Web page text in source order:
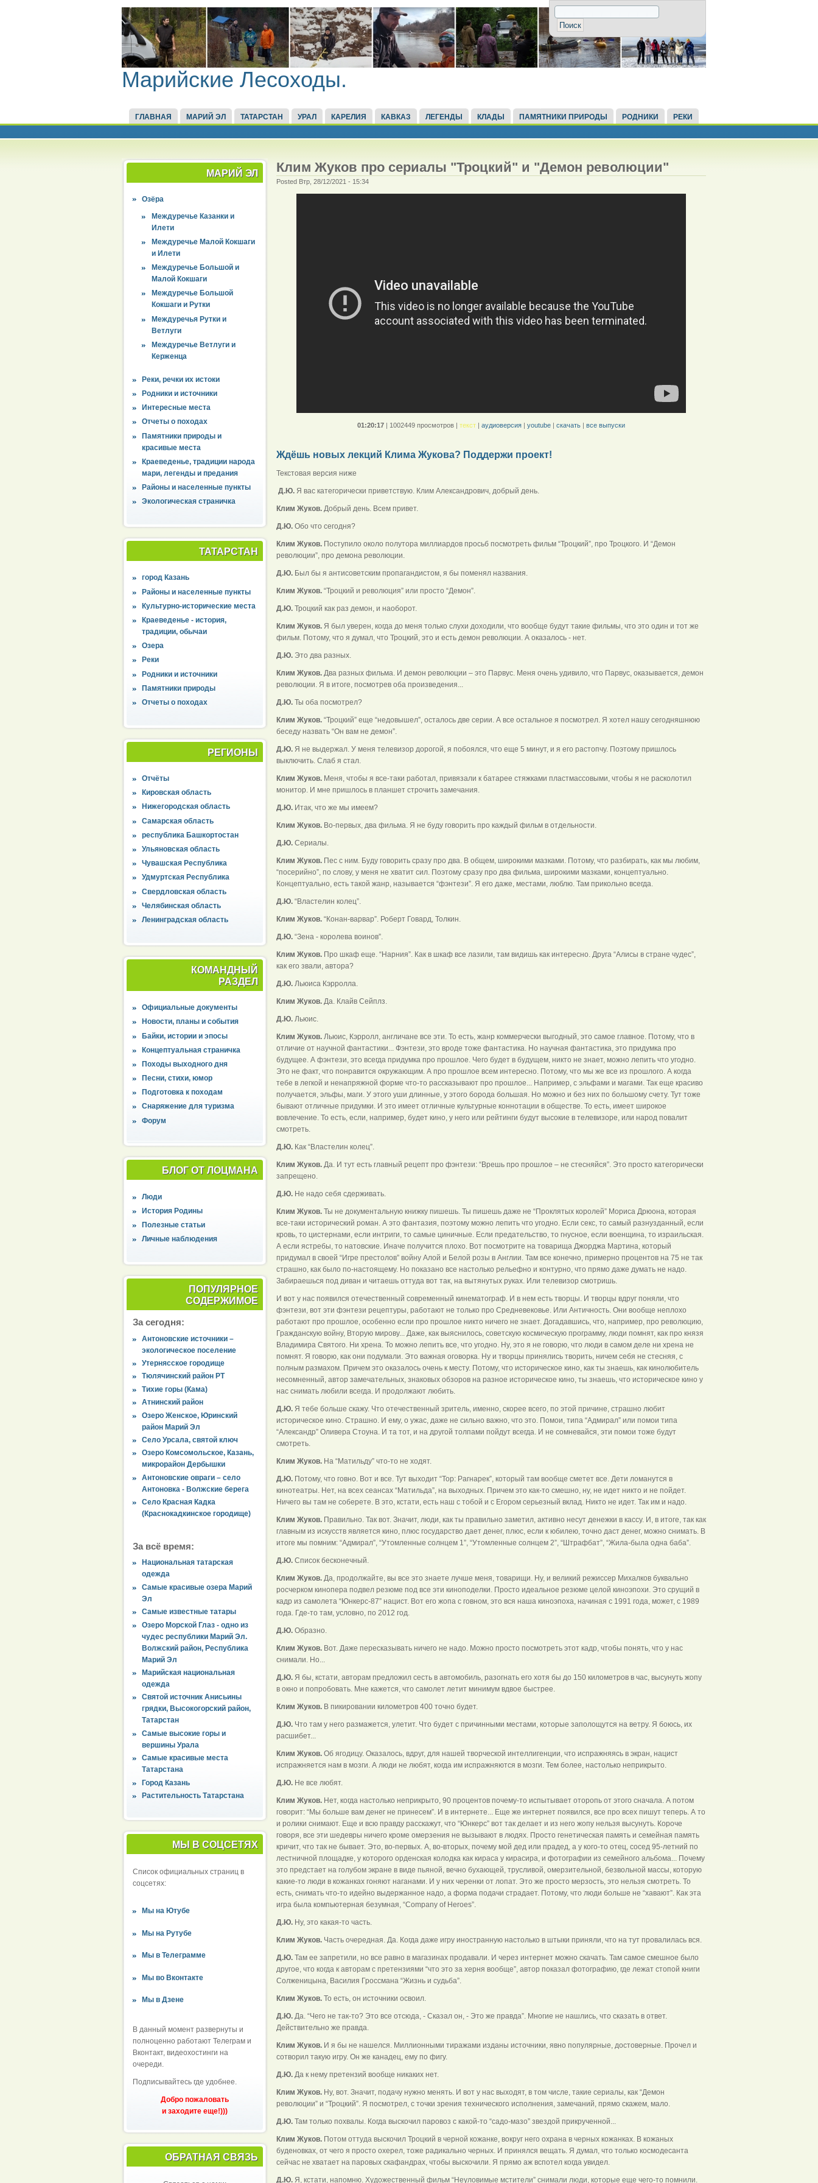
Марийские Лесоходы.
ГЛАВНАЯ МАРИЙ ЭЛ ТАТАРСТАН УРАЛ КАРЕЛИЯ КАВКАЗ ЛЕГЕНДЫ КЛАДЫ ПАМЯТНИКИ ПРИРОДЫ РОДНИКИ РЕКИ
МАРИЙ ЭЛ
Озёра
Междуречье Казанки и
Илети
Междуречье Малой Кокшаги
и Илети
Междуречье Большой и
Малой Кокшаги
Междуречье Большой
Кокшаги и Рутки
Междуречья Рутки и
Ветлуги
Междуречье Ветлуги и
Керженца
Реки, речки их истоки
Родники и источники
Интересные места
Отчеты о походах
Памятники природы и
красивые места
Краеведенье, традиции народа
мари, легенды и предания
Районы и населенные пункты
Экологическая страничка
ТАТАРСТАН
город Казань
Районы и населенные пункты
Культурно-исторические места
Краеведенье - история,
традиции, обычаи
Озера
Реки
Родники и источники
Памятники природы
Отчеты о походах
РЕГИОНЫ
Отчёты
Кировская область
Нижегородская область
Самарская область
республика Башкортостан
Ульяновская область
Чувашская Республика
Удмуртская Республика
Свердловская область
Челябинская область
Ленинградская область
КОМАНДНЫЙ
РАЗДЕЛ
Официальные документы
Новости, планы и события
Байки, истории и эпосы
Концептуальная страничка
Походы выходного дня
Песни, стихи, юмор
Подготовка к походам
Снаряжение для туризма
Форум
БЛОГ ОТ ЛОЦМАНА
Люди
История Родины
Полезные статьи
Личные наблюдения
ПОПУЛЯРНОЕ
СОДЕРЖИМОЕ
За сегодня:
Антоновские источники –
экологическое поселение
Утернясское городище
Тюлячинский район РТ
Тихие горы (Кама)
Атнинский район
Озеро Женское, Юринский
район Марий Эл
Село Урсала, святой ключ
Озеро Комсомольское, Казань,
микрорайон Дербышки
Антоновские овраги – село
Антоновка - Волжские берега
Село Красная Кадка
(Краснокадкинское городище)
За всё время:
Национальная татарская
одежда
Самые красивые озера Марий
Эл
Самые известные татары
Озеро Морской Глаз - одно из
чудес республики Марий Эл.
Волжский район, Республика
Марий Эл
Марийская национальная
одежда
Святой источник Анисьины
грядки, Высокогорский район,
Татарстан
Самые высокие горы и
вершины Урала
Самые красивые места
Татарстана
Город Казань
Растительность Татарстана
МЫ В СОЦСЕТЯХ
Список официальных страниц в
соцсетях:
Мы на Ютубе
Мы на Рутубе
Мы в Телеграмме
Мы во Вконтакте
Мы в Дзене
В данный момент развернуты и
полноценно работают Телеграм и
Вконтакт, видеохостинги на
очереди.
Подписывайтесь где удобнее.
Добро пожаловать
и заходите еще!)))
ОБРАТНАЯ СВЯЗЬ
Клим Жуков про сериалы "Троцкий" и "Демон революции"
Posted Втр, 28/12/2021 - 15:34
01:20:17 | 1002449 просмотров | текст | аудиоверсия | youtube | скачать | все выпуски
Ждёшь новых лекций Клима Жукова? Поддержи проект!
Текстовая версия ниже
Д.Ю.Я вас категорически приветствую. Клим Александрович, добрый день.
Клим Жуков.Добрый день. Всем привет.
Д.Ю.Обо что сегодня?
Клим Жуков.Поступило около полутора миллиардов просьб посмотреть фильм “Троцкий”, про Троцкого. И “Демон
революции”, про демона революции.
Д.Ю.Был бы я антисоветским пропагандистом, я бы поменял названия.
Клим Жуков.“Троцкий и революция” или просто “Демон”.
Д.Ю.Троцкий как раз демон, и наоборот.
Клим Жуков.Я был уверен, когда до меня только слухи доходили, что вообще будут такие фильмы, что это один и тот же
фильм. Потому, что я думал, что Троцкий, это и есть демон революции. А оказалось - нет.
Д.Ю.Это два разных.
Клим Жуков.Два разных фильма. И демон революции – это Парвус. Меня очень удивило, что Парвус, оказывается, демон
революции. Я в итоге, посмотрев оба произведения...
Д.Ю.Ты оба посмотрел?
Клим Жуков.“Троцкий” еще “недовышел”, осталось две серии. А все остальное я посмотрел. Я хотел нашу сегодняшнюю
беседу назвать “Он вам не демон”.
Д.Ю.Я не выдержал. У меня телевизор дорогой, я побоялся, что еще 5 минут, и я его растопчу. Поэтому пришлось
выключить. Слаб я стал.
Клим Жуков.Меня, чтобы я все-таки работал, привязали к батарее стяжками пластмассовыми, чтобы я не расколотил
монитор. И мне пришлось в планшет строчить замечания.
Д.Ю.Итак, что же мы имеем?
Клим Жуков.Во-первых, два фильма. Я не буду говорить про каждый фильм в отдельности.
Д.Ю.Сериалы.
Клим Жуков.Пес с ним. Буду говорить сразу про два. В общем, широкими мазками. Потому, что разбирать, как мы любим,
“посерийно”, по слову, у меня не хватит сил. Поэтому сразу про два фильма, широкими мазками, концептуально.
Концептуально, есть такой жанр, называется “фэнтези”. Я его даже, местами, люблю. Там прикольно всегда.
Д.Ю.“Властелин колец”.
Клим Жуков.“Конан-варвар”. Роберт Говард, Толкин.
Д.Ю.“Зена - королева воинов”.
Клим Жуков.Про шкаф еще. “Нарния”. Как в шкаф все лазили, там видишь как интересно. Друга “Алисы в стране чудес”,
как его звали, автора?
Д.Ю.Льюиса Кэрролла.
Клим Жуков.Да. Клайв Сейплз.
Д.Ю.Льюис.
Клим Жуков.Льюис, Кэрролл, англичане все эти. То есть, жанр коммерчески выгодный, это самое главное. Потому, что в
отличие от научной фантастики... Фэнтези, это вроде тоже фантастика. Но научная фантастика, это придумка про
будущее. А фэнтези, это всегда придумка про прошлое. Чего будет в будущем, никто не знает, можно лепить что угодно.
Это не факт, что понравится окружающим. А про прошлое всем интересно. Потому, что мы же все из прошлого. А когда
тебе в легкой и ненапряжной форме что-то рассказывают про прошлое... Например, с эльфами и магами. Так еще красиво
получается, эльфы, маги. У этого уши длинные, у этого борода большая. Но можно и без них по большому счету. Тут тоже
бывают отличные придумки. И это имеет отличные культурные коннотации в обществе. То есть, имеет широкое
вовлечение. То есть, если, например, будет кино, у него или рейтинги будут высокие в телевизоре, или народ повалит
смотреть.
Д.Ю.Как “Властелин колец”.
Клим Жуков.Да. И тут есть главный рецепт про фэнтези: “Врешь про прошлое – не стесняйся”. Это просто категорически
запрещено.
Д.Ю.Не надо себя сдерживать.
Клим Жуков.Ты не документальную книжку пишешь. Ты пишешь даже не “Проклятых королей” Мориса Дрюона, которая
все-таки исторический роман. А это фантазия, поэтому можно лепить что угодно. Если секс, то самый разнузданный, если
кровь, то цистернами, если интриги, то самые циничные. Если предательство, то гнусное, если военщина, то израильская.
А если ястребы, то натовские. Иначе получится плохо. Вот посмотрите на товарища Джорджа Мартина, который
придумал в своей “Игре престолов” войну Алой и Белой розы в Англии. Там все конечно, примерно процентов на 75 не так
страшно, как было по-настоящему. Но показано все настолько рельефно и контурно, что прямо даже думать не надо.
Забираешься под диван и читаешь оттуда вот так, на вытянутых руках. Или телевизор смотришь.
И вот у нас появился отечественный современный кинематограф. И в нем есть творцы. И творцы вдруг поняли, что
фэнтези, вот эти фэнтези рецептуры, работают не только про Средневековье. Или Античность. Они вообще неплохо
работают про прошлое, особенно если про прошлое никто ничего не знает. Догадавшись, что, например, про революцию,
Гражданскую войну, Вторую мирову... Даже, как выяснилось, советскую космическую программу, люди помнят, как про князя
Владимира Святого. Ни хрена. То можно лепить все, что угодно. Ну, это я не говорю, что люди в самом деле ни хрена не
помнят. Я говорю, как они подумали. Это важная оговорка. Ну и творцы принялись творить, ничем себя не стесняя, с
полным размахом. Причем это оказалось очень к месту. Потому, что историческое кино, как ты знаешь, как кинолюбитель
несомненный, автор замечательных, знаковых обзоров на разное историческое кино, ты знаешь, что историческое кино у
нас снимать любили всегда. И продолжают любить.
Д.Ю.Я тебе больше скажу. Что отечественный зритель, именно, скорее всего, по этой причине, страшно любит
историческое кино. Страшно. И ему, о ужас, даже не сильно важно, что это. Помои, типа “Адмирал” или помои типа
“Александр” Оливера Стоуна. И та тот, и на другой толпами пойдут всегда. И не сомневайся, эти помои тоже будут
смотреть.
Клим Жуков.На “Матильду” что-то не ходят.
Д.Ю.Потому, что говно. Вот и все. Тут выходит “Тор: Рагнарек”, который там вообще сметет все. Дети ломанутся в
кинотеатры. Нет, на всех сеансах “Матильда”, на выходных. Причем это как-то смешно, ну, не идет никто и не пойдет.
Ничего вы там не соберете. В это, кстати, есть наш с тобой и с Егором серьезный вклад. Никто не идет. Так им и надо.
Клим Жуков.Правильно. Так вот. Значит, люди, как ты правильно заметил, активно несут денежки в кассу. И, в итоге, так как
главным из искусств является кино, плюс государство дает денег, плюс, если к юбилею, точно даст денег, можно снимать. В
итоге мы помним: “Адмирал”, “Утомленные солнцем 1”, “Утомленные солнцем 2”, “Штрафбат”, “Жила-была одна баба”.
Д.Ю.Список бесконечный.
Клим Жуков.Да, продолжайте, вы все это знаете лучше меня, товарищи. Ну, и великий режиссер Михалков буквально
росчерком кинопера подвел резюме под все эти киноподелки. Просто идеальное резюме целой киноэпохи. Это срущий в
кадр из самолета “Юнкерс-87” нацист. Вот его жопа с говном, это вся наша киноэпоха, начиная с 1991 года, может, с 1989
года. Где-то там, условно, по 2012 год.
Д.Ю.Образно.
Клим Жуков.Вот. Даже пересказывать ничего не надо. Можно просто посмотреть этот кадр, чтобы понять, что у нас
снимали. Но...
Д.Ю.Я бы, кстати, авторам предложил сесть в автомобиль, разогнать его хотя бы до 150 километров в час, высунуть жопу
в окно и попробовать. Мне кажется, что самолет летит минимум вдвое быстрее.
Клим Жуков.В пикировании километров 400 точно будет.
Д.Ю.Что там у него размажется, улетит. Что будет с причинными местами, которые заполощутся на ветру. Я боюсь, их
расшибет...
Клим Жуков.Об ягодицу. Оказалось, вдруг, для нашей творческой интеллигенции, что испражняясь в экран, нацист
испражняется нам в мозги. А люди не любят, когда им испражняются в мозги. Тем более, настолько неприкрыто.
Д.Ю.Не все любят.
Клим Жуков.Нет, когда настолько неприкрыто, 90 процентов почему-то испытывает оторопь от этого сначала. А потом
говорит: “Мы больше вам денег не принесем”. И в интернете... Еще же интернет появился, все про всех пишут теперь. А то
и ролики снимают. Еще и всю правду расскажут, что “Юнкерс” вот так делает и из него жопу нельзя высунуть. Короче
говоря, все эти шедевры ничего кроме омерзения не вызывают в людях. Просто генетическая память и семейная память
кричит, что так не бывает. Это, во-первых. А, во-вторых, почему мой дед или прадед, а у кого-то отец, сосед 95-летний по
лестничной площадке, у которого орденская колодка как кираса у кирасира, и фотографии из семейного альбома... Почему
это предстает на голубом экране в виде пьяной, вечно бухающей, трусливой, омерзительной, безвольной массы, которую
какие-то люди в кожанках гоняют наганами. И у них черенки от лопат. Это же просто мерзость, это нельзя смотреть. То
есть, снимать что-то идейно выдержанное надо, а форма подачи страдает. Потому, что люди больше не “хавают”. Как эта
игра была компьютерная безумная, “Company of Heroes”.
Д.Ю.Ну, это какая-то часть.
Клим Жуков.Часть очередная. Да. Когда даже игру иностранную настолько в штыки приняли, что на тут провалилась вся.
Д.Ю.Там ее запретили, но все равно в магазинах продавали. И через интернет можно скачать. Там самое смешное было
другое, что когда к авторам с претензиями “что это за херня вообще”, автор показал фотографию, где лежат стопой книги
Солженицына, Василия Гроссмана “Жизнь и судьба”.
Клим Жуков.То есть, он источники освоил.
Д.Ю.Да. “Чего не так-то? Это все отсюда, - Сказал он, - Это же правда”. Многие не нашлись, что сказать в ответ.
Действительно же правда.
Клим Жуков.И я бы не нашелся. Миллионными тиражами изданы источники, явно популярные, достоверные. Прочел и
сотворил такую игру. Он же канадец, ему по фигу.
Д.Ю.Да к нему претензий вообще никаких нет.
Клим Жуков.Ну, вот. Значит, подачу нужно менять. И вот у нас выходят, в том числе, такие сериалы, как “Демон
революции” и “Троцкий”. Я посмотрел, с точки зрения технического исполнения, замечаний, прямо скажем, мало.
Д.Ю.Там только похвалы. Когда выскочил паровоз с какой-то “садо-мазо” звездой прикрученной...
Клим Жуков.Потом оттуда выскочил Троцкий в черной кожанке, вокруг него охрана в черных кожанках. В кожаных
буденовках, от чего я просто охерел, тоже радикально черных. И принялся вещать. Я думал, что только космодесанта
сейчас не хватает на паровых скафандрах, чтобы выскочили. Я прямо аж вспотел когда увидел.
Д.Ю.Я, кстати, напомню. Художественный фильм “Неуловимые мстители” снимали люди, которые еще чего-то помнили.